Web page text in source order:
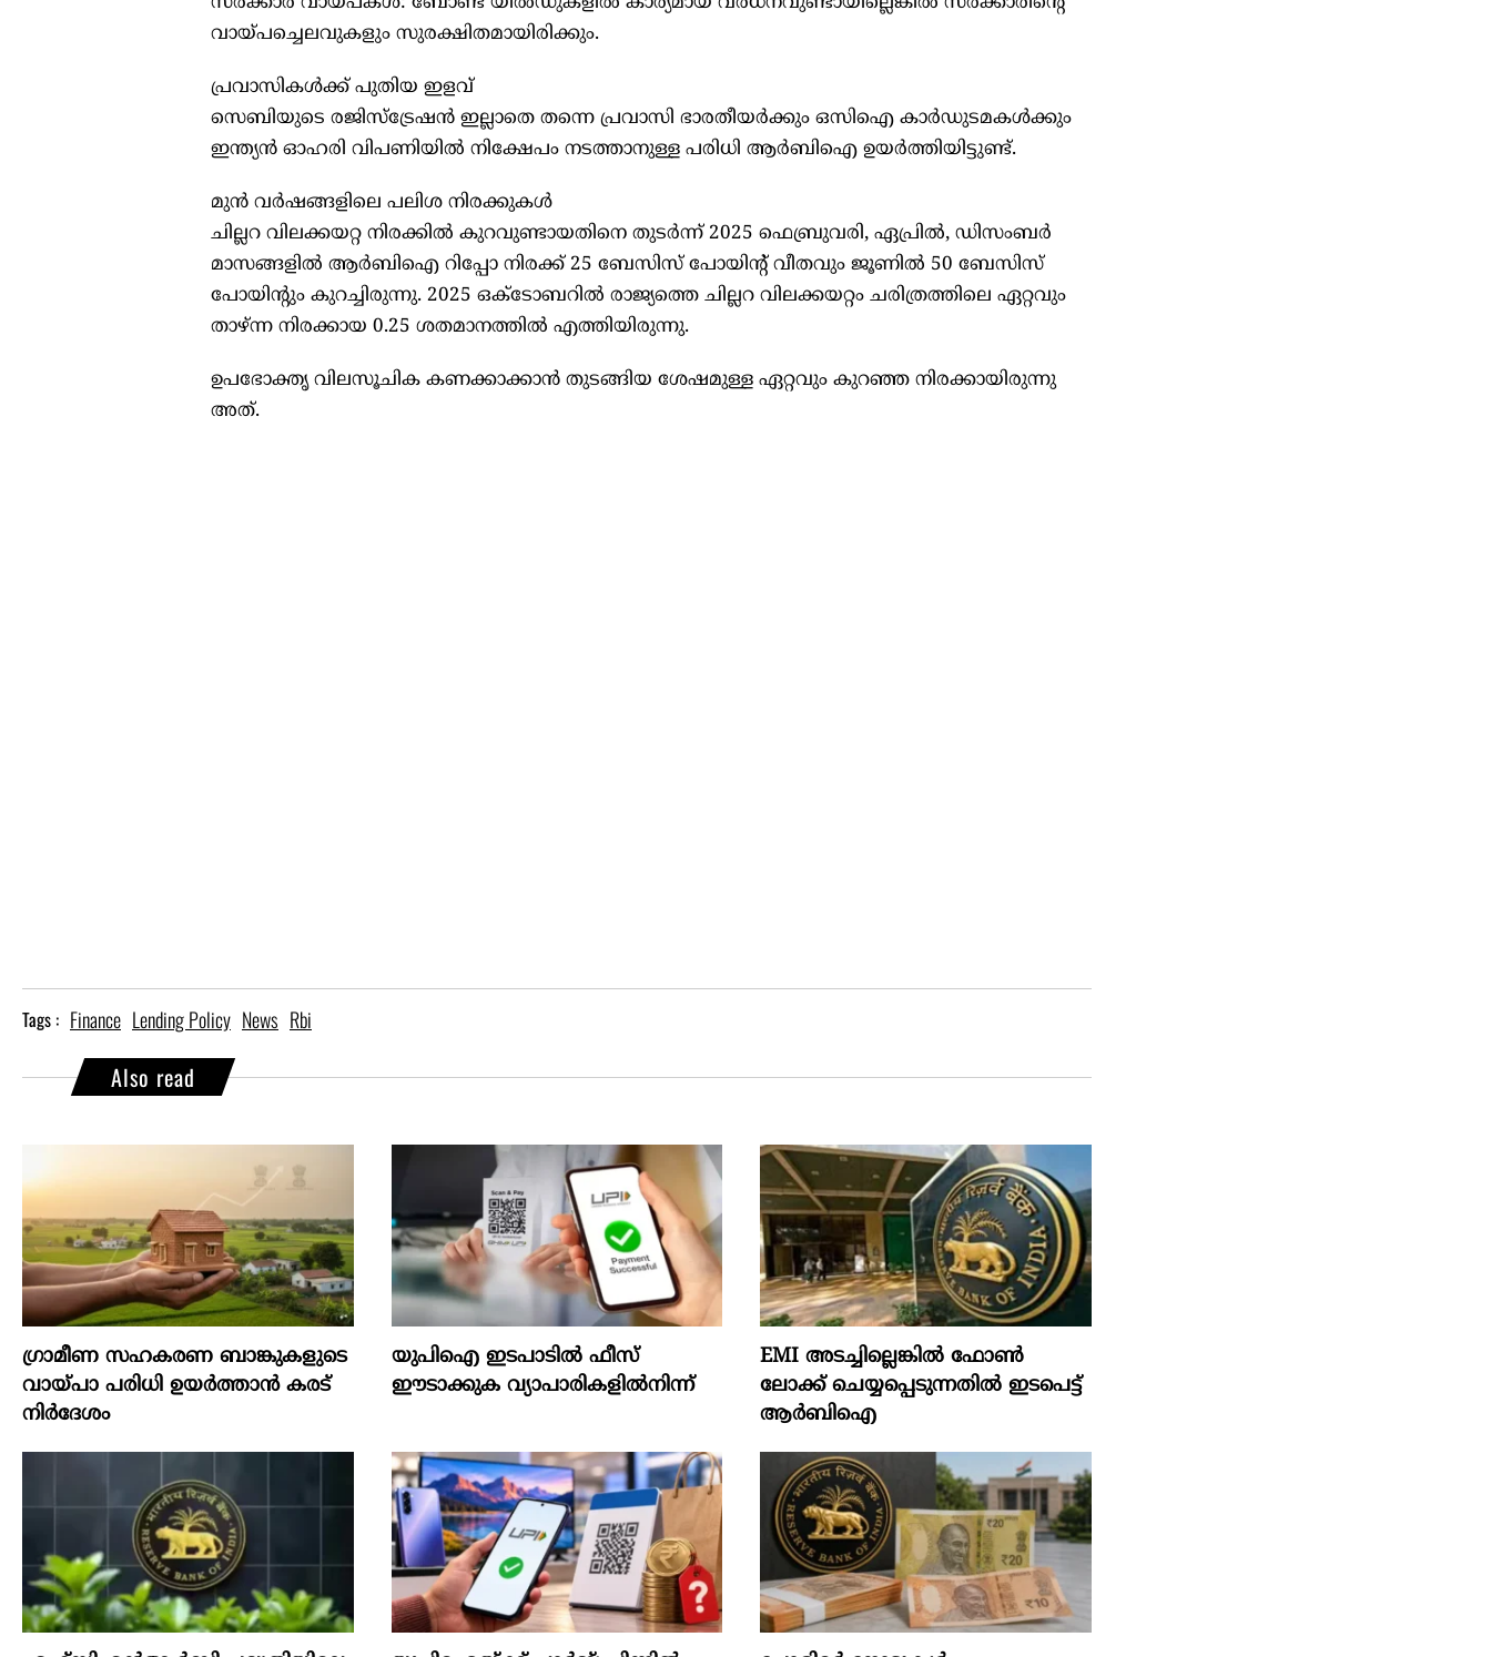
വായ്പച്ചെലവുകളും സുരക്ഷിതമായിരിക്കും.
പ്രവാസികള്‍ക്ക് പുതിയ ഇളവ്
സെബിയുടെ രജിസ്‌ട്രേഷന്‍ ഇല്ലാതെ തന്നെ പ്രവാസി ഭാരതീയര്‍ക്കും ഒസിഐ കാര്‍ഡുടമകള്‍ക്കും
ഇന്ത്യന്‍ ഓഹരി വിപണിയില്‍ നിക്ഷേപം നടത്താനുള്ള പരിധി ആര്‍ബിഐ ഉയര്‍ത്തിയിട്ടുണ്ട്.
മുന്‍ വര്‍ഷങ്ങളിലെ പലിശ നിരക്കുകള്‍
ചില്ലറ വിലക്കയറ്റ നിരക്കില്‍ കുറവുണ്ടായതിനെ തുടര്‍ന്ന് 2025 ഫെബ്രുവരി, ഏപ്രില്‍, ഡിസംബര്‍
മാസങ്ങളില്‍ ആര്‍ബിഐ റിപ്പോ നിരക്ക് 25 ബേസിസ് പോയിന്റ് വീതവും ജൂണില്‍ 50 ബേസിസ്
പോയിന്റും കുറച്ചിരുന്നു. 2025 ഒക്ടോബറില്‍ രാജ്യത്തെ ചില്ലറ വിലക്കയറ്റം ചരിത്രത്തിലെ ഏറ്റവും
താഴ്ന്ന നിരക്കായ 0.25 ശതമാനത്തില്‍ എത്തിയിരുന്നു.
ഉപഭോക്തൃ വിലസൂചിക കണക്കാക്കാന്‍ തുടങ്ങിയ ശേഷമുള്ള ഏറ്റവും കുറഞ്ഞ നിരക്കായിരുന്നു
അത്.
Tags : Finance Lending Policy News Rbi
Also read
ഗ്രാമീണ സഹകരണ ബാങ്കുകളുടെ
വായ്പാ പരിധി ഉയർത്താൻ കരട്
നിർദേശം
യുപിഐ ഇടപാടിൽ ഫീസ്
ഈടാക്കുക വ്യാപാരികളിൽനിന്ന്
EMI അടച്ചില്ലെങ്കിൽ ഫോൺ
ലോക്ക് ചെയ്യപ്പെടുന്നതിൽ ഇടപെട്ട്
ആർബിഐ